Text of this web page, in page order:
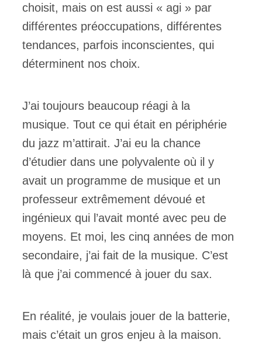
choisit, mais on est aussi « agi » par
différentes préoccupations, différentes
tendances, parfois inconscientes, qui
déterminent nos choix.
J’ai toujours beaucoup réagi à la
musique. Tout ce qui était en périphérie
du jazz m’attirait. J’ai eu la chance
d’étudier dans une polyvalente où il y
avait un programme de musique et un
professeur extrêmement dévoué et
ingénieux qui l’avait monté avec peu de
moyens. Et moi, les cinq années de mon
secondaire, j’ai fait de la musique. C’est
là que j’ai commencé à jouer du sax.
En réalité, je voulais jouer de la batterie,
mais c’était un gros enjeu à la maison.